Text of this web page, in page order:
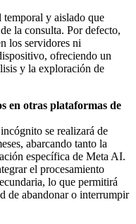
temporal y aislado que
la consulta. Por defecto,
los servidores ni
ofreciendo un
y la exploración de
en otras plataformas de
se realizará de
abarcando tanto la
específica de Meta AI.
el procesamiento
lo que permitirá
de abandonar o interrumpir